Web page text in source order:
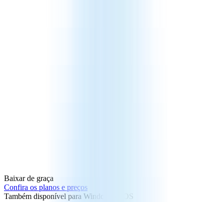
Baixar de graça
Confira os planos e preços
Também disponível para Windows e iOS